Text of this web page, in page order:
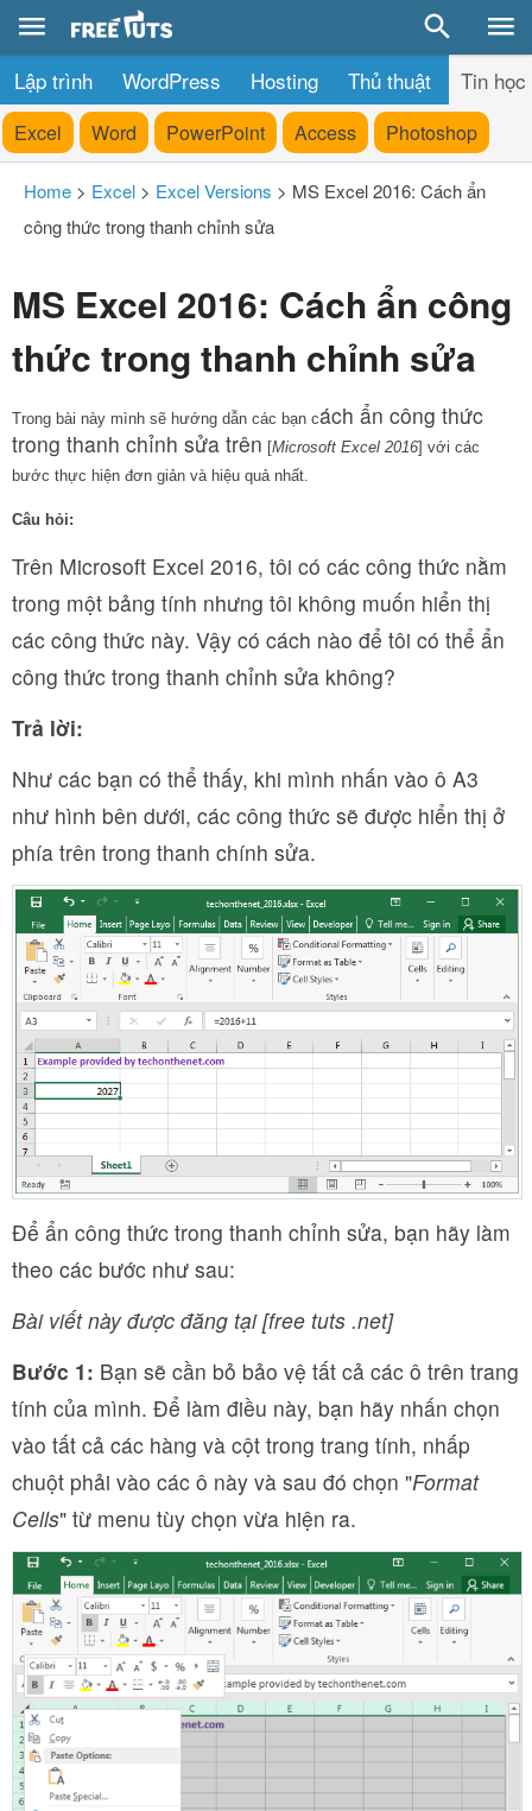
Lập trình WordPress Hosting Thủ thuật Tin học
Excel Word PowerPoint Access Photoshop
Home > Excel > Excel Versions > MS Excel 2016: Cách ẩn
công thức trong thanh chỉnh sửa
MS Excel 2016: Cách ẩn công
thức trong thanh chỉnh sửa
Trong bài này mình sẽ hướng dẫn các bạn cách ẩn công thức
trong thanh chỉnh sửa trên [Microsoft Excel 2016] với các
bước thực hiện đơn giản và hiệu quả nhất.
Câu hỏi:
Trên Microsoft Excel 2016, tôi có các công thức nằm
trong một bảng tính nhưng tôi không muốn hiển thị
các công thức này. Vậy có cách nào để tôi có thể ẩn
công thức trong thanh chỉnh sửa không?
Trả lời:
Như các bạn có thể thấy, khi mình nhấn vào ô A3
như hình bên dưới, các công thức sẽ được hiển thị ở
phía trên trong thanh chính sửa.
Để ẩn công thức trong thanh chỉnh sửa, bạn hãy làm
theo các bước như sau:
Bài viết này được đăng tại [free tuts .net]
Bước 1: Bạn sẽ cần bỏ bảo vệ tất cả các ô trên trang
tính của mình. Để làm điều này, bạn hãy nhấn chọn
vào tất cả các hàng và cột trong trang tính, nhấp
chuột phải vào các ô này và sau đó chọn "Format
Cells" từ menu tùy chọn vừa hiện ra.